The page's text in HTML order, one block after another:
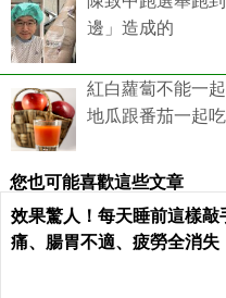
邊」造成的
紅白蘿蔔不能一
地瓜跟番茄一起
您也可能喜歡這些文章
效果驚人！每天睡前這樣敲
痛、腸胃不適、疲勞全消失